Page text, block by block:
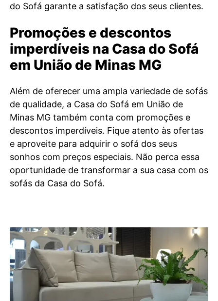
do Sofá garante a satisfação dos seus clientes.
Promoções e descontos
imperdíveis na Casa do Sofá
em União de Minas MG
Além de oferecer uma ampla variedade de sofás
de qualidade, a Casa do Sofá em União de
Minas MG também conta com promoções e
descontos imperdíveis. Fique atento às ofertas
e aproveite para adquirir o sofá dos seus
sonhos com preços especiais. Não perca essa
oportunidade de transformar a sua casa com os
sofás da Casa do Sofá.